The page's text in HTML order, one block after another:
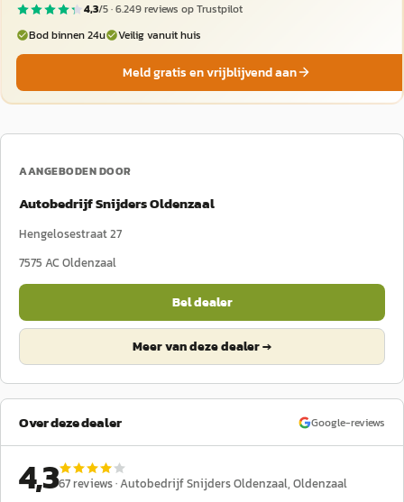
4,3/5 ·6.249reviews op Trustpilot
Bod binnen 24u
Veilig vanuit huis
Meld gratis en vrijblijvend aan
AANGEBODEN DOOR
Autobedrijf Snijders Oldenzaal
Hengelosestraat 27
7575 AC Oldenzaal
Bel dealer
Meer van deze dealer →
Over deze dealer Google-reviews
4,367reviews ·Autobedrijf Snijders Oldenzaal, Oldenzaal